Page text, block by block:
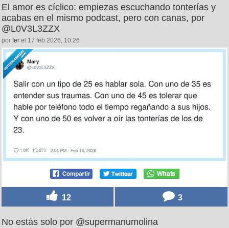
El amor es cíclico: empiezas escuchando tonterías y
acabas en el mismo podcast, pero con canas, por
@L0V3L3ZZX
por fer el 17 feb 2026, 10:26
12 3
No estás solo por @supermanumolina